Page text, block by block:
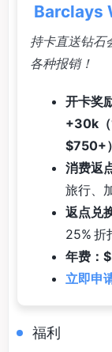
Barclays
持卡直送钻石
各种报销！
开卡奖
+30k（
$750+）
消费返
旅行、
返点兑
25% 折
年费：
立即申
福利